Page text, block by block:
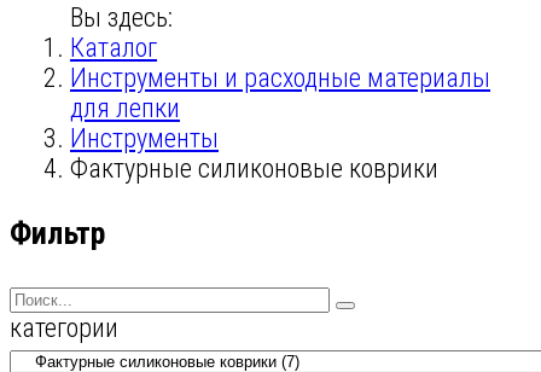
Вы здесь:
Каталог
Инструменты и расходные материалы
для лепки
Инструменты
Фактурные силиконовые коврики
Фильтр
категории